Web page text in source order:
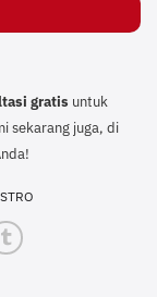
gratis untuk
sekarang juga, di